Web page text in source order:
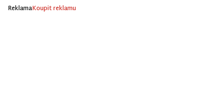
ReklamaKoupit reklamu